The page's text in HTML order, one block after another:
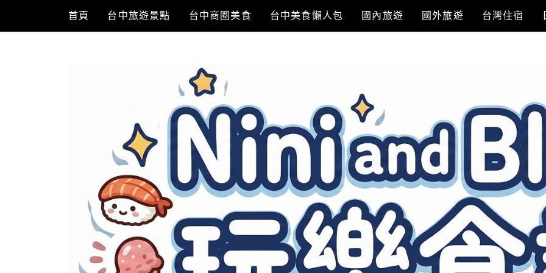
content
首頁 台中旅遊景點 台中商圈美食 台中美食懶人包 國內旅遊 國外旅遊 台灣住宿